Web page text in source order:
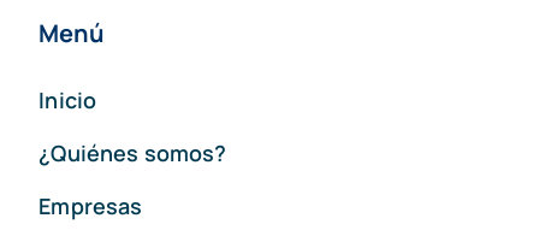
Menú
Inicio
¿Quiénes somos?
Empresas